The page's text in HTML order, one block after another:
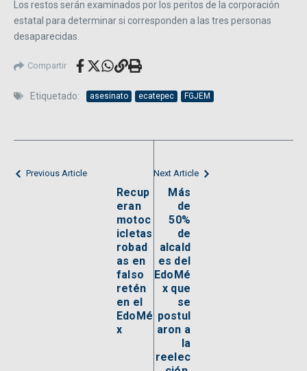
Los restos serán examinados por los peritos de la corporación
estatal para determinar si corresponden a las tres personas
desaparecidas.
Compartir
Etiquetado: asesinato ecatepec FGJEM
Previous Article
Recup
eran
motoc
icletas
robad
as en
falso
retén
en el
EdoMé
x
Next Article
Más
de
50%
de
alcald
es del
EdoMé
x que
se
postul
aron a
la
reelec